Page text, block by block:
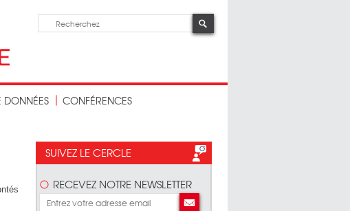
DONNÉES
CONFÉRENCES
SUIVEZ LE CERCLE
RECEVEZ NOTRE NEWSLETTER